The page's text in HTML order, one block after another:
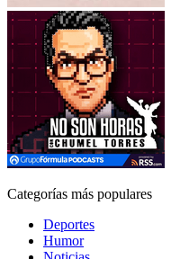
Categorías más populares
Deportes
Humor